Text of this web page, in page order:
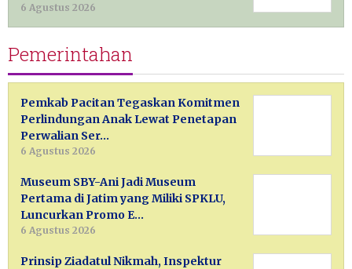
6 Agustus 2026
Pemerintahan
Pemkab Pacitan Tegaskan Komitmen
Perlindungan Anak Lewat Penetapan
Perwalian Ser…
6 Agustus 2026
Museum SBY-Ani Jadi Museum
Pertama di Jatim yang Miliki SPKLU,
Luncurkan Promo E…
6 Agustus 2026
Prinsip Ziadatul Nikmah, Inspektur